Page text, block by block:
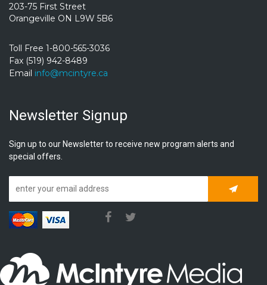
203-75 First Street
Orangeville ON L9W 5B6
Toll Free 1-800-565-3036
Fax (519) 942-8489
Email info@mcintyre.ca
Newsletter Signup
Sign up to our Newsletter to receive new program alerts and
special offers.